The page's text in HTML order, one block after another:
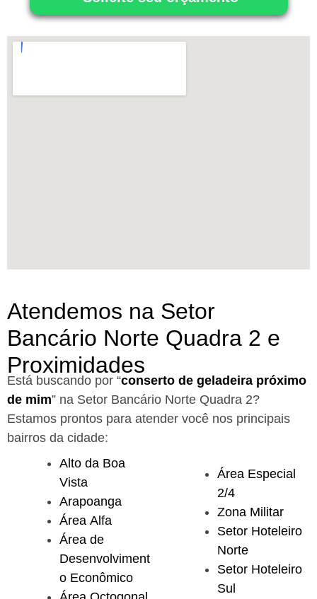
Atendemos na Setor
Bancário Norte Quadra 2 e
Proximidades
Está buscando por “conserto de geladeira próximo
de mim” na Setor Bancário Norte Quadra 2?
Estamos prontos para atender você nos principais
bairros da cidade:
Alto da Boa
Vista
Arapoanga
Área Alfa
Área de
Desenvolviment
o Econômico
Área Especial
2/4
Zona Militar
Setor Hoteleiro
Norte
Setor Hoteleiro
Sul